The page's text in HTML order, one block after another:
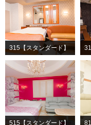
315【スタンダード】
515【スタンダード】